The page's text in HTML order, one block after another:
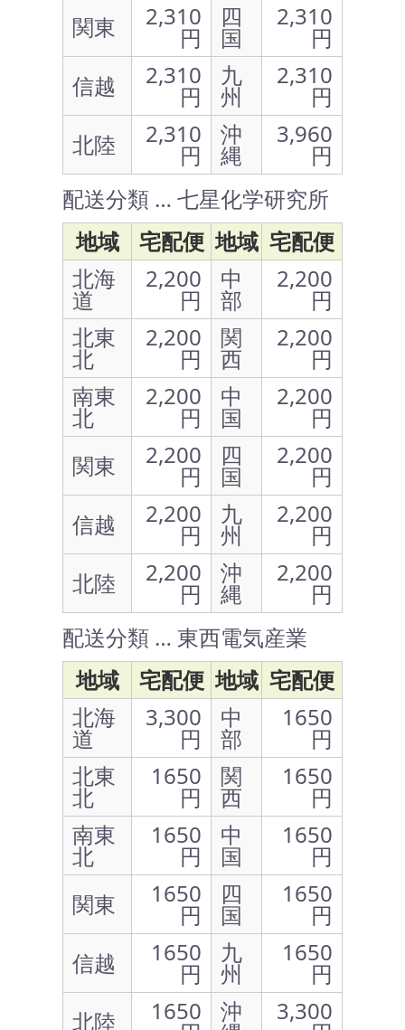
関東
2,310
円
四
国
2,310
円
信越
2,310
円
九
州
2,310
円
北陸
2,310
円
沖
縄
3,960
円
配送分類 … 七星化学研究所
地域
宅配便 地域 宅配便
北海
道
2,200
円
中
部
2,200
円
北東
北
2,200
円
関
西
2,200
円
南東
北
2,200
円
中
国
2,200
円
関東
2,200
円
四
国
2,200
円
信越
2,200
円
九
州
2,200
円
北陸
2,200
円
沖
縄
2,200
円
配送分類 … 東西電気産業
地域
宅配便 地域 宅配便
北海
道
3,300
円
中
部
1650
円
北東
北
1650
円
関
西
1650
円
南東
北
1650
円
中
国
1650
円
関東
1650
円
四
国
1650
円
信越
1650
円
九
州
1650
円
北陸
1650 沖 3,300